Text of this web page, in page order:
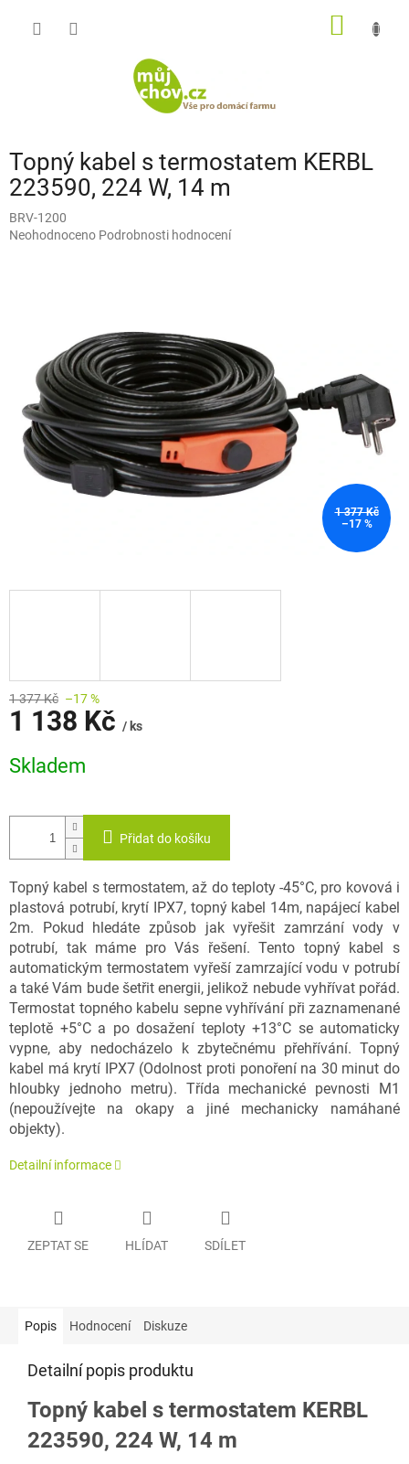
Topný kabel s termostatem KERBL
223590, 224 W, 14 m
BRV-1200
Průměrné
hvězdiček.
Neohodnoceno Podrobnosti hodnocení
1 377 Kč
–17 %
1 377 Kč –17 %
1 138 Kč / ks
cena:
Skladem
Přidat do košíku
Topný kabel s termostatem, až do teploty -45°C, pro kovová i
plastová potrubí, krytí IPX7, topný kabel 14m, napájecí kabel
2m. Pokud hledáte způsob jak vyřešit zamrzání vody v
potrubí, tak máme pro Vás řešení. Tento topný kabel s
automatickým termostatem vyřeší zamrzající vodu v potrubí
a také Vám bude šetřit energii, jelikož nebude vyhřívat pořád.
Termostat topného kabelu sepne vyhřívání při zaznamenané
teplotě +5°C a po dosažení teploty +13°C se automaticky
vypne, aby nedocházelo k zbytečnému přehřívání. Topný
kabel má krytí IPX7 (Odolnost proti ponoření na 30 minut do
hloubky jednoho metru). Třída mechanické pevnosti M1
(nepoužívejte na okapy a jiné mechanicky namáhané
objekty).
Detailní informace
ZEPTAT SE HLÍDAT SDÍLET
Popis Hodnocení Diskuze
Detailní popis produktu
Topný kabel s termostatem KERBL
223590, 224 W, 14 m